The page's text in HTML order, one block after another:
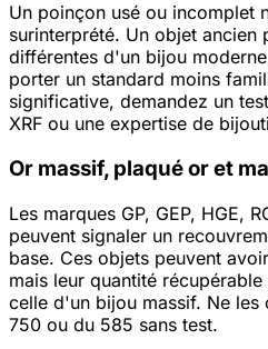
Un poinçon usé ou incomplet
surinterprété. Un objet ancien
différentes d'un bijou
porter un standard moins
significative, demandez un
XRF ou une expertise de
Or massif, plaqué or et
Les marques GP, GEP, HGE,
peuvent signaler un
base. Ces objets peuvent
mais leur quantité
celle d'un bijou massif. Ne les
750 ou du 585 sans test.